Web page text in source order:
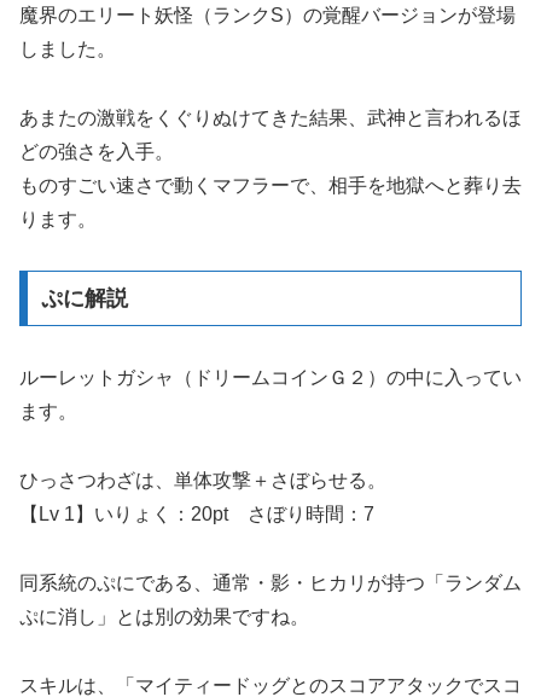
魔界のエリート妖怪（ランクS）の覚醒バージョンが登場
しました。
あまたの激戦をくぐりぬけてきた結果、武神と言われるほ
どの強さを入手。
ものすごい速さで動くマフラーで、相手を地獄へと葬り去
ります。
ぷに解説
ルーレットガシャ（ドリームコインＧ２）の中に入ってい
ます。
ひっさつわざは、単体攻撃＋さぼらせる。
【Lv 1】いりょく：20pt さぼり時間：7
同系統のぷにである、通常・影・ヒカリが持つ「ランダム
ぷに消し」とは別の効果ですね。
スキルは、「マイティードッグとのスコアアタックでスコ